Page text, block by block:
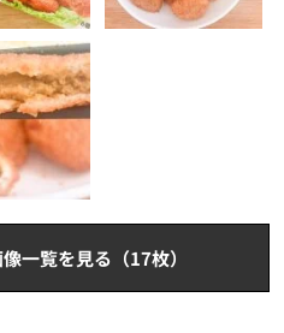
一覧を見る（17枚）